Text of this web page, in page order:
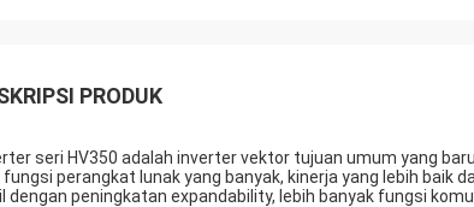
PRODUK
seri HV350 adalah inverter vektor tujuan umum yang
fungsi perangkat lunak yang banyak, kinerja yang lebih baik
dengan peningkatan expandability, lebih banyak fungsi